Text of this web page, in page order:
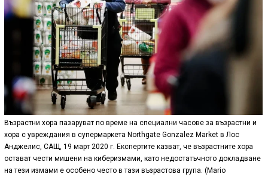
Възрастни хора пазаруват по време на специални часове за възрастни и
хора с увреждания в супермаркета Northgate Gonzalez Market в Лос
Анджелис, САЩ, 19 март 2020 г. Експертите казват, че възрастните хора
остават чести мишени на киберизмами, като недостатъчното докладване
на тези измами е особено често в тази възрастова група. (Mario